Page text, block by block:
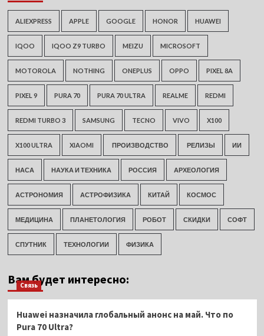
ALIEXPRESS APPLE GOOGLE HONOR HUAWEI
IQOO IQOO Z9 TURBO MEIZU MICROSOFT
MOTOROLA NOTHING ONEPLUS OPPO PIXEL 8A
PIXEL 9 PURA 70 PURA 70 ULTRA REALME REDMI
REDMI TURBO 3 SAMSUNG TECNO VIVO X100
X100 ULTRA XIAOMI ПРОИЗВОДСТВО РЕЛИЗЫ ИИ
НАСА НАУКА И ТЕХНИКА РОССИЯ АРХЕОЛОГИЯ
АСТРОНОМИЯ АСТРОФИЗИКА КИТАЙ КОСМОС
МЕДИЦИНА ПЛАНЕТОЛОГИЯ РОБОТ СКИДКИ СОФТ
СПУТНИК ТЕХНОЛОГИИ ФИЗИКА
Вам будет интересно:
Связь
Huawei назначила глобальный анонс на май. Что по
Pura 70 Ultra?